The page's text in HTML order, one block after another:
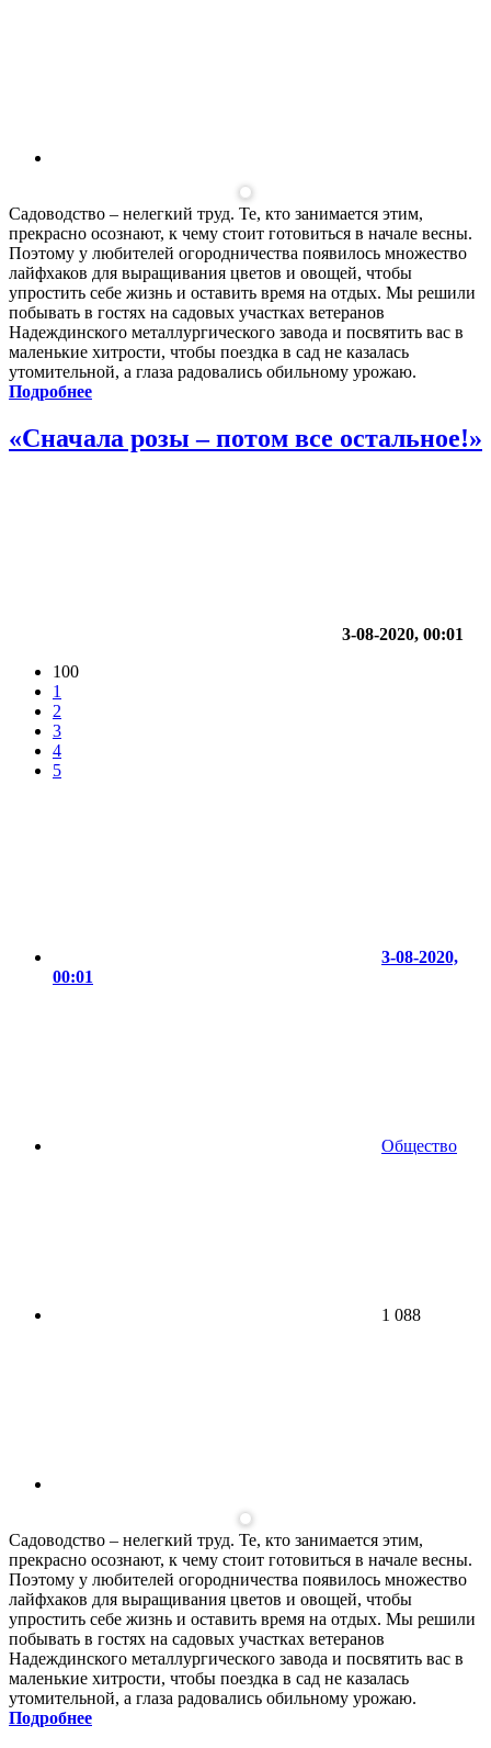
Садоводство – нелегкий труд. Те, кто занимается этим,
прекрасно осознают, к чему стоит готовиться в начале весны.
Поэтому у любителей огородничества появилось множество
лайфхаков для выращивания цветов и овощей, чтобы
упростить себе жизнь и оставить время на отдых. Мы решили
побывать в гостях на садовых участках ветеранов
Надеждинского металлургического завода и посвятить вас в
маленькие хитрости, чтобы поездка в сад не казалась
утомительной, а глаза радовались обильному урожаю.
Подробнее
«Сначала розы – потом все остальное!»
3-08-2020, 00:01
100
1
2
3
4
5
3-08-2020,
00:01
Общество
1 088
Садоводство – нелегкий труд. Те, кто занимается этим,
прекрасно осознают, к чему стоит готовиться в начале весны.
Поэтому у любителей огородничества появилось множество
лайфхаков для выращивания цветов и овощей, чтобы
упростить себе жизнь и оставить время на отдых. Мы решили
побывать в гостях на садовых участках ветеранов
Надеждинского металлургического завода и посвятить вас в
маленькие хитрости, чтобы поездка в сад не казалась
утомительной, а глаза радовались обильному урожаю.
Подробнее